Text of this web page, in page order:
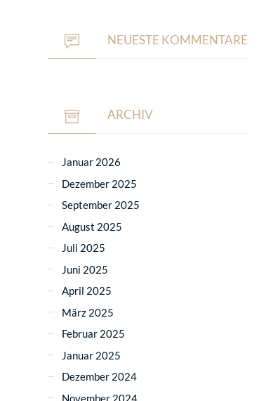
NEUESTE KOMMENTARE
ARCHIV
Januar 2026
Dezember 2025
September 2025
August 2025
Juli 2025
Juni 2025
April 2025
März 2025
Februar 2025
Januar 2025
Dezember 2024
November 2024